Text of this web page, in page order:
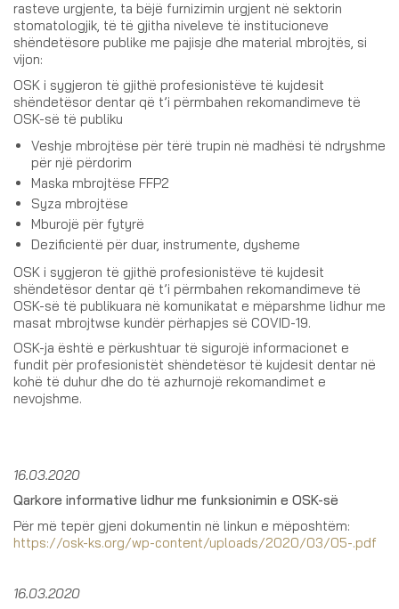
rasteve urgjente, ta bëjë furnizimin urgjent në sektorin
stomatologjik, të të gjitha niveleve të institucioneve
shëndetësore publike me pajisje dhe material mbrojtës, si
vijon:
OSK i sygjeron të gjithë profesionistëve të kujdesit
shëndetësor dentar që t’i përmbahen rekomandimeve të
OSK-së të publiku
Veshje mbrojtëse për tërë trupin në madhësi të ndryshme
për një përdorim
Maska mbrojtëse FFP2
Syza mbrojtëse
Mburojë për fytyrë
Dezificientë për duar, instrumente, dysheme
OSK i sygjeron të gjithë profesionistëve të kujdesit
shëndetësor dentar që t’i përmbahen rekomandimeve të
OSK-së të publikuara në komunikatat e mëparshme lidhur me
masat mbrojtwse kundër përhapjes së COVID-19.
OSK-ja është e përkushtuar të sigurojë informacionet e
fundit për profesionistët shëndetësor të kujdesit dentar në
kohë të duhur dhe do të azhurnojë rekomandimet e
nevojshme.
16.03.2020
Qarkore informative lidhur me funksionimin e OSK-së
Për më tepër gjeni dokumentin në linkun e mëposhtëm:
https://osk-ks.org/wp-content/uploads/2020/03/05-.pdf
16.03.2020